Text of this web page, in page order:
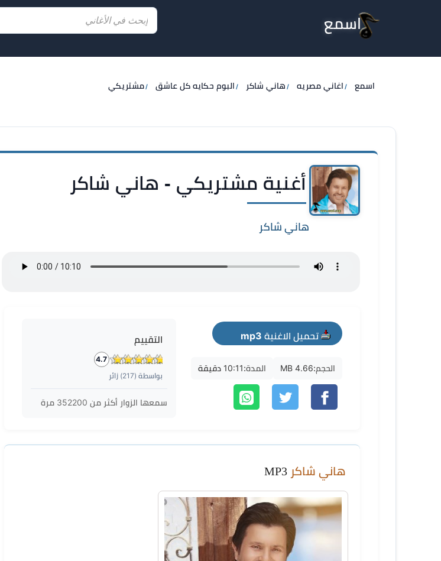
اسمع
اسمع اغاني مصريه هاني شاكر البوم حكايه كل عاشق مشتريكي
أغنية مشتريكي - هاني شاكر
هاني شاكر
تحميل الاغنية mp3
الحجم:4.66 MB المدة:10:11 دقيقة
التقييم
4.7
بواسطة (217) زائر
سمعها الزوار أكثر من 352200 مرة
هاني شاكر